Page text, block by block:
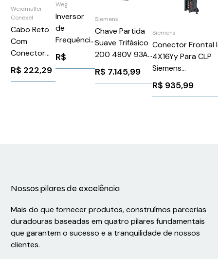
Weidmuller
Conexel
Cabo Reto
Com
Conector
M8 10M
Weidmuller
R$ 222,29
Weg
Inversor
de
Frequência
Trifásico
380-480V
R$
Siemens
Chave Partida
Suave Trifásico
200 480V 93A
24V
3RW52271AC04
R$ 7.145,99
Siemens
Conector Frontal
4X16Yy Para CLP
Siemens
R$ 935,99
Nossos pilares de excelência
Mais do que fornecer produtos, construímos parcerias
duradouras baseadas em quatro pilares fundamentais
que garantem o sucesso e a tranquilidade de nossos
clientes.